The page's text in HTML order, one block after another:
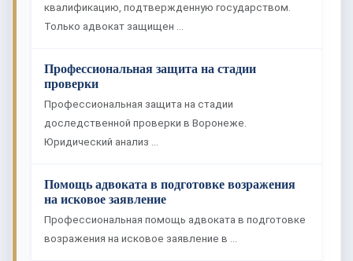
квалификацию, подтвержденную государством.
Только адвокат защищен …
Профессиональная защита на стадии
проверки
Профессиональная защита на стадии
доследственной проверки в Воронеже.
Юридический анализ …
Помощь адвоката в подготовке возражения
на исковое заявление
Профессиональная помощь адвоката в подготовке
возражения на исковое заявление в …